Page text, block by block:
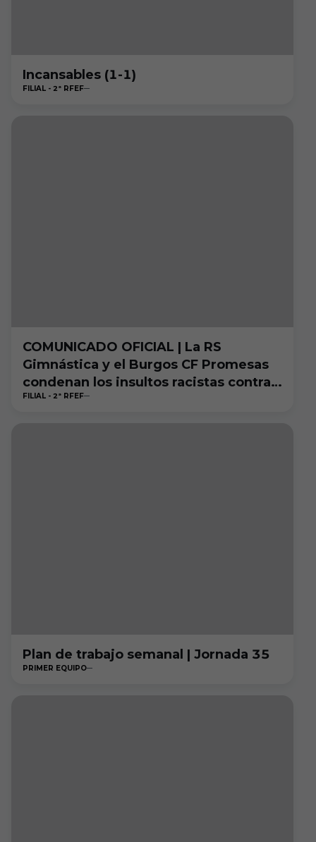
Incansables (1-1)
FILIAL - 2ª RFEF
COMUNICADO OFICIAL | La RS
Gimnástica y el Burgos CF Promesas
condenan los insultos racistas contra
Loïc Badiashile
FILIAL - 2ª RFEF
Plan de trabajo semanal | Jornada 35
PRIMER EQUIPO